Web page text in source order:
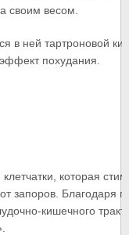
своим весом.
ней тартроновой
похудания.
которая
запоров. Благодаря
кишечного